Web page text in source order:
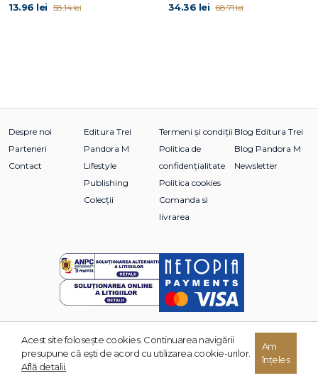
13.96 lei 58.14 lei 34.36 lei 68.71 lei
Despre noi
Parteneri
Contact
Editura Trei
Pandora M
Lifestyle
Publishing
Colecții
Termeni și condiții
Politica de
confidențialitate
Politica cookies
Comanda si
livrarea
Blog Editura Trei
Blog Pandora M
Newsletter
© 2026 Grupul Editorial TREI. Toate drepturile rezervate.
Acest site foloseşte cookies. Continuarea navigării
presupune că eşti de acord cu utilizarea cookie-urilor.
Află detalii.
Am
înțeles